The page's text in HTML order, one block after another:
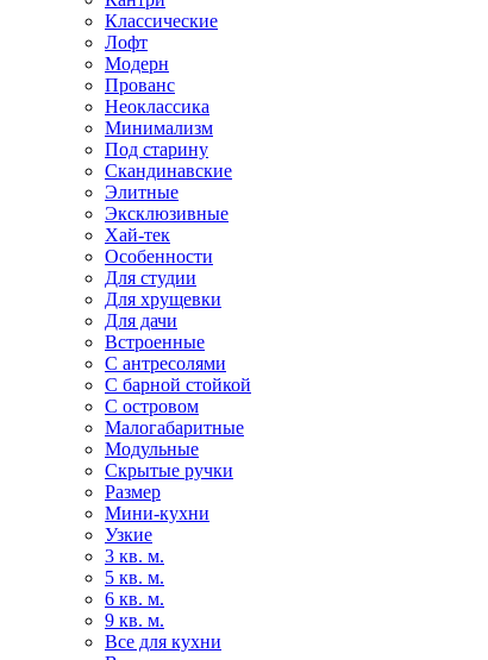
Классические
Лофт
Модерн
Прованс
Неоклассика
Минимализм
Под старину
Скандинавские
Элитные
Эксклюзивные
Хай-тек
Особенности
Для студии
Для хрущевки
Для дачи
Встроенные
С антресолями
С барной стойкой
С островом
Малогабаритные
Модульные
Скрытые ручки
Размер
Мини-кухни
Узкие
3 кв. м.
5 кв. м.
6 кв. м.
9 кв. м.
Все для кухни